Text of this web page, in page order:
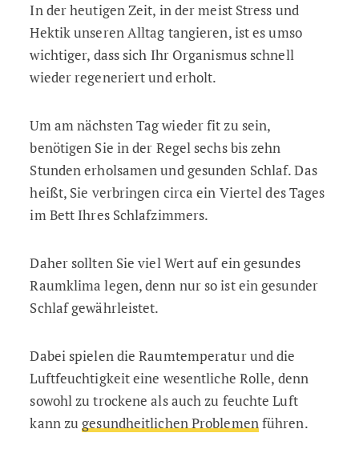
Optimale Luftfeuchtigkeit im
17min Lesedauer
In der heutigen Zeit, in der meist Stress und
Hektik unseren Alltag tangieren, ist es umso
wichtiger, dass sich Ihr Organismus schnell
wieder regeneriert und erholt.
Um am nächsten Tag wieder fit zu sein,
benötigen Sie in der Regel sechs bis zehn
Stunden erholsamen und gesunden Schlaf. Das
heißt, Sie verbringen circa ein Viertel des Tages
im Bett Ihres Schlafzimmers.
Daher sollten Sie viel Wert auf ein gesundes
Raumklima legen, denn nur so ist ein gesunder
Schlaf gewährleistet.
Dabei spielen die Raumtemperatur und die
Luftfeuchtigkeit eine wesentliche Rolle, denn
sowohl zu trockene als auch zu feuchte Luft
kann zu gesundheitlichen Problemenführen.